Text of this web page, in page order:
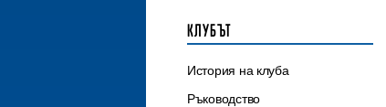
КЛУБЪТ
История на клуба
Ръководство